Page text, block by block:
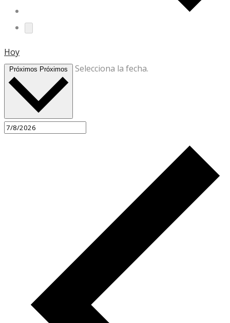
Hoy
Próximos Próximos Selecciona la fecha.